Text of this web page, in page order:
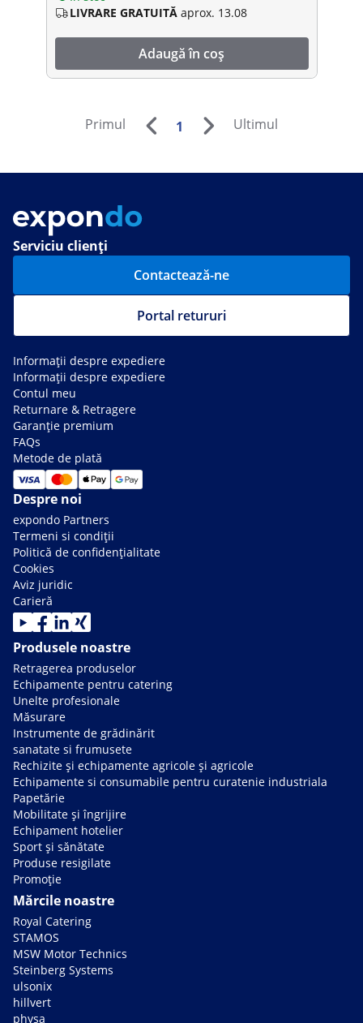
LIVRARE GRATUITĂ aprox. 13.08
Adaugă în coș
Primul 1 Ultimul
Serviciu clienți
Contactează-ne
Portal retururi
Informații despre expediere
Informații despre expediere
Contul meu
Returnare & Retragere
Garanție premium
FAQs
Metode de plată
Despre noi
expondo Partners
Termeni si condiții
Politică de confidențialitate
Cookies
Aviz juridic
Carieră
Produsele noastre
Retragerea produselor
Echipamente pentru catering
Unelte profesionale
Măsurare
Instrumente de grădinărit
sanatate si frumusete
Rechizite și echipamente agricole și agricole
Echipamente si consumabile pentru curatenie industriala
Papetărie
Mobilitate și îngrijire
Echipament hotelier
Sport și sănătate
Produse resigilate
Promoție
Mărcile noastre
Royal Catering
STAMOS
MSW Motor Technics
Steinberg Systems
ulsonix
hillvert
physa